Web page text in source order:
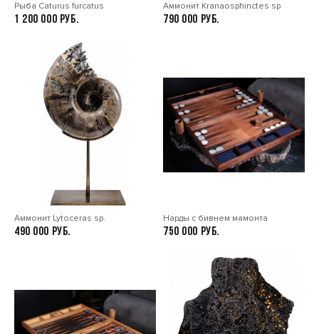
Рыба Caturus furcatus
1 200 000
Аммонит Kranaosphinctes sp
790 000
Аммонит Lytoceras sp.
490 000
Нарды с бивнем мамонта
750 000